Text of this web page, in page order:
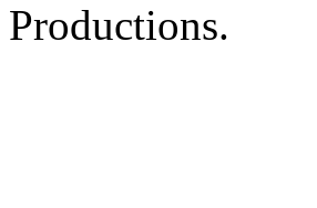
Productions.